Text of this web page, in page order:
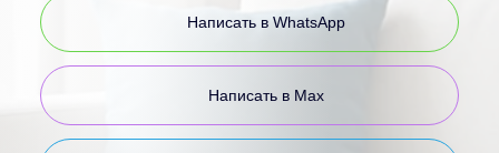
Написать в WhatsApp
Написать в Max